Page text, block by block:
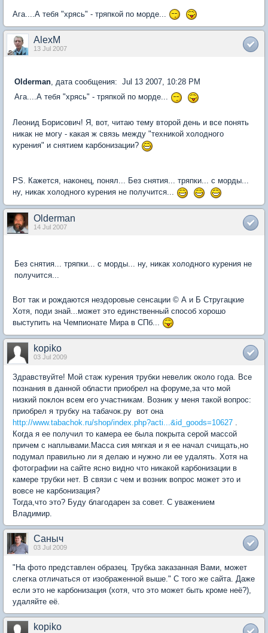
Ага....А тебя "хрясь" - тряпкой по морде...
AlexM
13 Jul 2007
Olderman, дата сообщения: Jul 13 2007, 10:28 PM
Ага....А тебя "хрясь" - тряпкой по морде...
Леонид Борисович! Я, вот, читаю тему второй день и все понять
никак не могу - какая ж связь между "техникой холодного
курения" и снятием карбонизации?
PS. Кажется, наконец, понял... Без снятия... тряпки... с морды...
ну, никак холодного курения не получится...
Olderman
14 Jul 2007
Без снятия... тряпки... с морды... ну, никак холодного курения не
получится...
Вот так и рождаются нездоровые сенсации © А и Б Стругацкие
Хотя, поди знай...может это единственный способ хорошо
выступить на Чемпионате Мира в СПб...
kopiko
03 Jul 2009
Здравствуйте! Мой стаж курения трубки невелик около года. Все
познания в данной области приобрел на форуме,за что мой
низкий поклон всем его участникам. Возник у меня такой вопрос:
приобрел я трубку на табачок.ру вот она
http://www.tabachok.ru/shop/index.php?acti...&id_goods=10627 .
Когда я ее получил то камера ее была покрыта серой массой
причем с наплывами.Масса сия мягкая и я ее начал счищать,но
подумал правильно ли я делаю и нужно ли ее удалять. Хотя на
фотографии на сайте ясно видно что никакой карбонизации в
камере трубки нет. В связи с чем и возник вопрос может это и
вовсе не карбонизация?
Тогда,что это? Буду благодарен за совет. С уважением
Владимир.
Саныч
03 Jul 2009
"На фото представлен образец. Трубка заказанная Вами, может
слегка отличаться от изображенной выше." С того же сайта. Даже
если это не карбонизация (хотя, что это может быть кроме неё?),
удаляйте её.
kopiko